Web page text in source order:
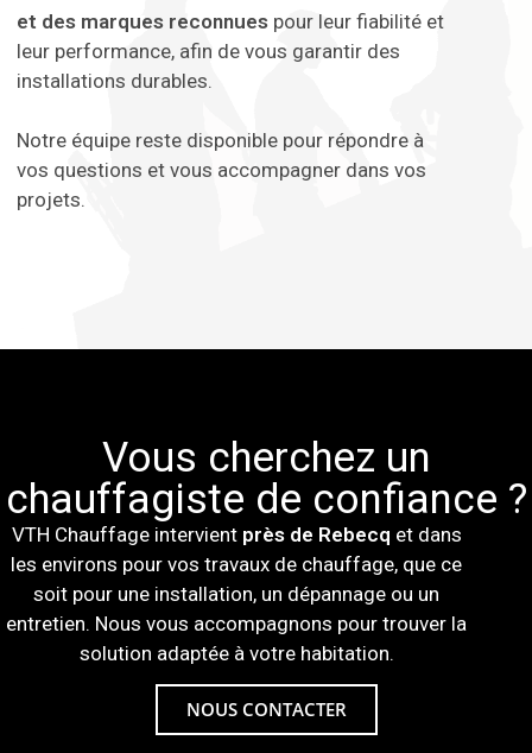
et des marques reconnues pour leur fiabilité et
leur performance, afin de vous garantir des
installations durables.
Notre équipe reste disponible pour répondre à
vos questions et vous accompagner dans vos
projets.
Vous cherchez un
chauffagiste de confiance ?
VTH Chauffage intervient près de Rebecq et dans
les environs pour vos travaux de chauffage, que ce
soit pour une installation, un dépannage ou un
entretien. Nous vous accompagnons pour trouver la
solution adaptée à votre habitation.
NOUS CONTACTER